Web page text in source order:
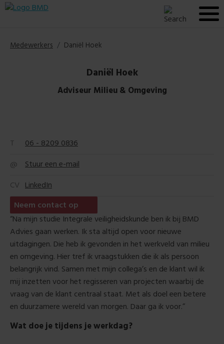
Medewerkers Daniël Hoek
Daniël Hoek
Adviseur Milieu & Omgeving
T
06 - 8209 0836
@
Stuur een e-mail
CV LinkedIn
Neem contact op
“Na mijn studie Integrale veiligheidskunde ben ik bij BMD
Advies gaan werken. Ik sta altijd open voor nieuwe
uitdagingen. Die heb ik gevonden in het werkveld van milieu
en omgeving. Hier tref ik vraagstukken die ik als persoon
belangrijk vind. Samen met mijn collega’s en de klant wil ik
mij inzetten voor het regisseren van projecten waarbij de
vraag van de klant centraal staat. Met als doel een betere
en duurzamere wereld van morgen. Daar ga ik voor.”
Wat doe je tijdens je werkdag?